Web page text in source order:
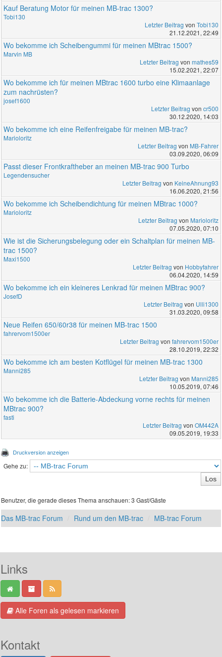
Kauf Beratung Motor für meinen MB-trac 1300?
Tobi130
Letzter Beitrag von Tobi130
21.12.2021, 22:49
Wo bekomme ich Scheibengummi für meinen MBtrac 1500?
Marvin MB
Letzter Beitrag von mathes59
15.02.2021, 22:07
Wo bekomme ich für meinen MBtrac 1600 turbo eine Klimaanlage
zum nachrüsten?
josef1600
Letzter Beitrag von cr500
30.12.2020, 14:03
Wo bekomme ich eine Reifenfreigabe für meinen MB-trac?
Marioloritz
Letzter Beitrag von MB-Fahrer
03.09.2020, 06:09
Passt dieser Frontkraftheber an meinen MB-trac 900 Turbo
Legendensucher
Letzter Beitrag von KeineAhnung93
16.06.2020, 21:56
Wo bekomme ich Scheibendichtung für meinen MBtrac 1000?
Marioloritz
Letzter Beitrag von Marioloritz
07.05.2020, 07:10
Wie ist die Sicherungsbelegung oder ein Schaltplan für meinen MB-
trac 1500?
Maxi1500
Letzter Beitrag von Hobbyfahrer
06.04.2020, 14:59
Wo bekomme ich ein kleineres Lenkrad für meinen MBtrac 900?
JosefD
Letzter Beitrag von Ulli1300
31.03.2020, 09:58
Neue Reifen 650/60r38 für meinen MB-trac 1500
fahrervom1500er
Letzter Beitrag von fahrervom1500er
28.10.2019, 22:32
Wo bekomme ich am besten Kotflügel für meinen MB-trac 1300
Manni285
Letzter Beitrag von Manni285
10.05.2019, 07:46
Wo bekomme ich die Batterie-Abdeckung vorne rechts für meinen
MBtrac 900?
fasti
Letzter Beitrag von OM442A
09.05.2019, 19:33
Druckversion anzeigen
Gehe zu:
Benutzer, die gerade dieses Thema anschauen: 3 Gast/Gäste
Das MB-trac Forum Rund um den MB-trac MB-trac Forum
Links
Alle Foren als gelesen markieren
Kontakt